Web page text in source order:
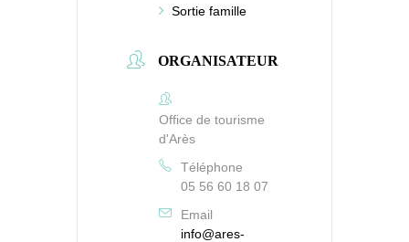
Sortie famille
ORGANISATEUR
Office de tourisme
d'Arès
Téléphone
05 56 60 18 07
Email
info@ares-